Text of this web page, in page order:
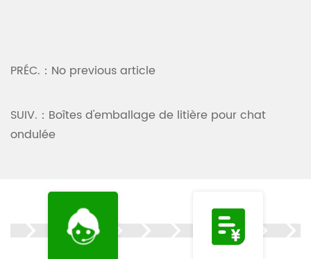
PRÉC.：No previous article
SUIV.：Boîtes d'emballage de litière pour chat
ondulée